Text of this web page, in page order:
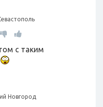
с таким
Новгород